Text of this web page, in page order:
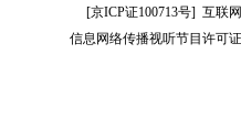
[京ICP证100713号]互联
信息网络传播视听节目许可